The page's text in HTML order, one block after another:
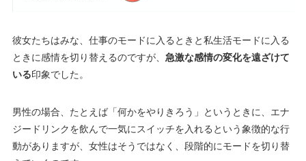
彼女たちはみな、仕事のモードに入るときと私生活モードに入る
ときに感情を切り替えるのですが、 急激な感情の変化を遠ざけて
いる印象でした。
男性の場合、たとえば「何かをやりきろう」というときに、エナ
ジードリンクを飲んで一気にスイッチを入れるという象徴的な行
動がありますが、女性はそうではなく、段階的にモードを切り替